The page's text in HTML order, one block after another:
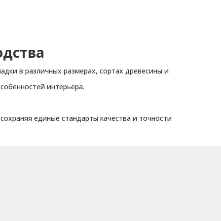
в различных размерах, сортах древесины и
интерьера.
единые стандарты качества и точности